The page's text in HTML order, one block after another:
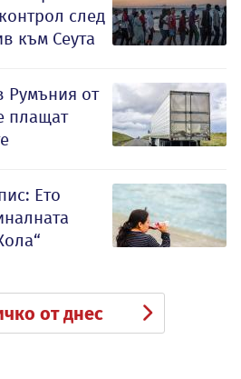
след
към Сеута
Румъния от
плащат
Ето
от днес